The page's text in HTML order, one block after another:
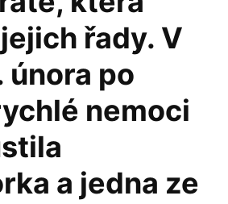
řady. V
února po
nemoci
a jedna ze